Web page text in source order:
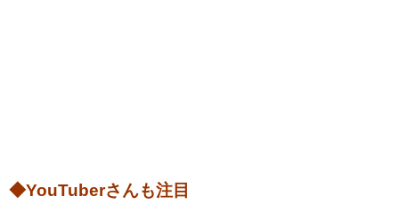
◆YouTuberさんも注目